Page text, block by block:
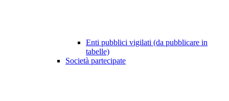
Enti pubblici vigilati (da pubblicare in
tabelle)
Società partecipate